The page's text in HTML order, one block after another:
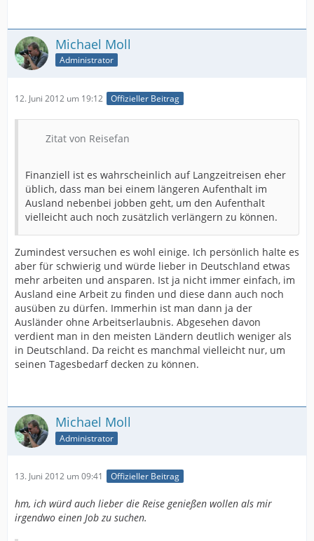
Michael Moll
Administrator
12. Juni 2012 um 19:12 Offizieller Beitrag
Zitat von Reisefan
Finanziell ist es wahrscheinlich auf Langzeitreisen eher
üblich, dass man bei einem längeren Aufenthalt im
Ausland nebenbei jobben geht, um den Aufenthalt
vielleicht auch noch zusätzlich verlängern zu können.
Zumindest versuchen es wohl einige. Ich persönlich halte es
aber für schwierig und würde lieber in Deutschland etwas
mehr arbeiten und ansparen. Ist ja nicht immer einfach, im
Ausland eine Arbeit zu finden und diese dann auch noch
ausüben zu dürfen. Immerhin ist man dann ja der
Ausländer ohne Arbeitserlaubnis. Abgesehen davon
verdient man in den meisten Ländern deutlich weniger als
in Deutschland. Da reicht es manchmal vielleicht nur, um
seinen Tagesbedarf decken zu können.
Michael Moll
Administrator
13. Juni 2012 um 09:41 Offizieller Beitrag
hm, ich würd auch lieber die Reise genießen wollen als mir
irgendwo einen Job zu suchen.